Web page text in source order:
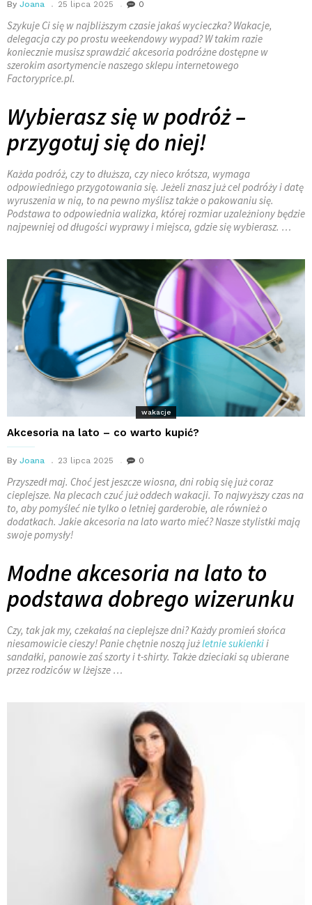
By Joana 25 lipca 2025 0
Szykuje Ci się w najbliższym czasie jakaś wycieczka? Wakacje,
delegacja czy po prostu weekendowy wypad? W takim razie
koniecznie musisz sprawdzić akcesoria podróżne dostępne w
szerokim asortymencie naszego sklepu internetowego
Factoryprice.pl.
Wybierasz się w podróż –
przygotuj się do niej!
Każda podróż, czy to dłuższa, czy nieco krótsza, wymaga
odpowiedniego przygotowania się. Jeżeli znasz już cel podróży i datę
wyruszenia w nią, to na pewno myślisz także o pakowaniu się.
Podstawa to odpowiednia walizka, której rozmiar uzależniony będzie
najpewniej od długości wyprawy i miejsca, gdzie się wybierasz. …
wakacje
Akcesoria na lato – co warto kupić?
By Joana 23 lipca 2025 0
Przyszedł maj. Choć jest jeszcze wiosna, dni robią się już coraz
cieplejsze. Na plecach czuć już oddech wakacji. To najwyższy czas na
to, aby pomyśleć nie tylko o letniej garderobie, ale również o
dodatkach. Jakie akcesoria na lato warto mieć? Nasze stylistki mają
swoje pomysły!
Modne akcesoria na lato to
podstawa dobrego wizerunku
Czy, tak jak my, czekałaś na cieplejsze dni? Każdy promień słońca
niesamowicie cieszy! Panie chętnie noszą jużletnie sukienkii
sandałki, panowie zaś szorty i t-shirty. Także dzieciaki są ubierane
przez rodziców w lżejsze …